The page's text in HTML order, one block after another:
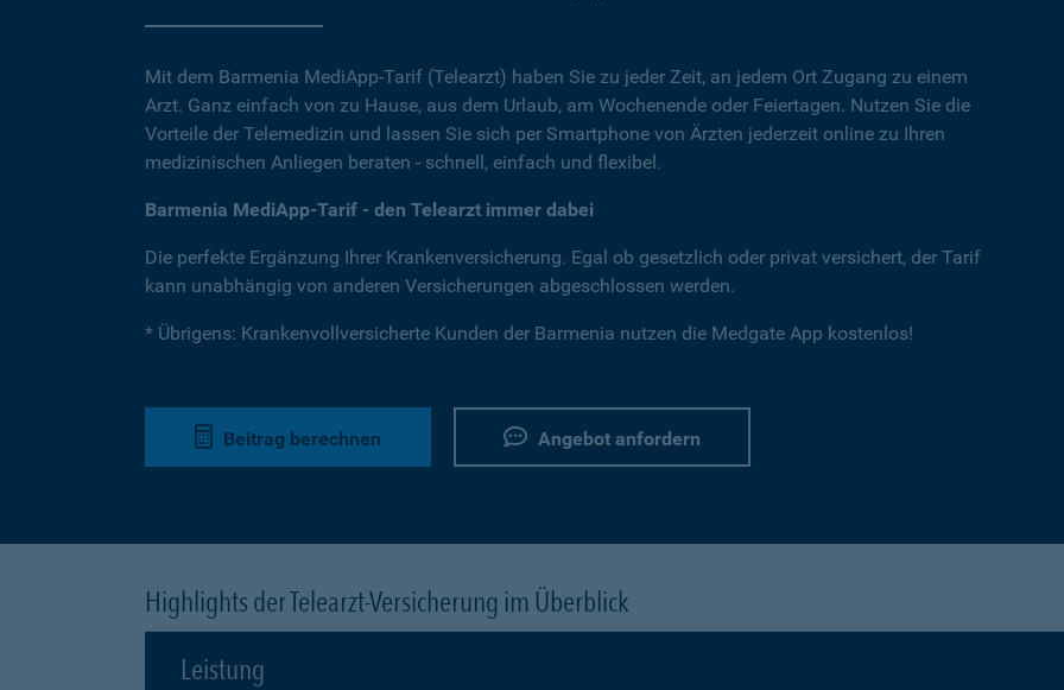
Mit dem Barmenia MediApp-Tarif (Telearzt) haben Sie zu jeder Zeit, an jedem Ort Zugang zu einem
Arzt. Ganz einfach von zu Hause, aus dem Urlaub, am Wochenende oder Feiertagen. Nutzen Sie die
Vorteile der Telemedizin und lassen Sie sich per Smartphone von Ärzten jederzeit online zu Ihren
medizinischen Anliegen beraten - schnell, einfach und flexibel.
Barmenia MediApp-Tarif - den Telearzt immer dabei
Die perfekte Ergänzung Ihrer Krankenversicherung. Egal ob gesetzlich oder privat versichert, der Tarif
kann unabhängig von anderen Versicherungen abgeschlossen werden.
* Übrigens: Krankenvollversicherte Kunden der Barmenia nutzen die Medgate App kostenlos!
Beitrag berechnen Angebot anfordern
Highlights der Telearzt-Versicherung im Überblick
Leistung